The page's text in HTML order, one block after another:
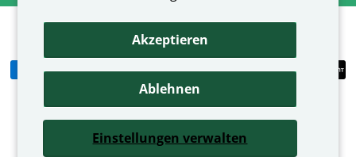
Einstellungen verwalten
Akzeptieren
Ablehnen
2026direkt-apotheke.ch,